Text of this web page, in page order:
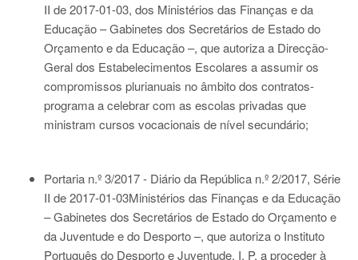
II de 2017-01-03, dos Ministérios das Finanças e da
Educação – Gabinetes dos Secretários de Estado do
Orçamento e da Educação –, que autoriza a Direcção-
Geral dos Estabelecimentos Escolares a assumir os
compromissos plurianuais no âmbito dos contratos-
programa a celebrar com as escolas privadas que
ministram cursos vocacionais de nível secundário;
Portaria n.º 3/2017 - Diário da República n.º 2/2017, Série
II de 2017-01-03Ministérios das Finanças e da Educação
– Gabinetes dos Secretários de Estado do Orçamento e
da Juventude e do Desporto –, que autoriza o Instituto
Português do Desporto e Juventude, I. P. a proceder à